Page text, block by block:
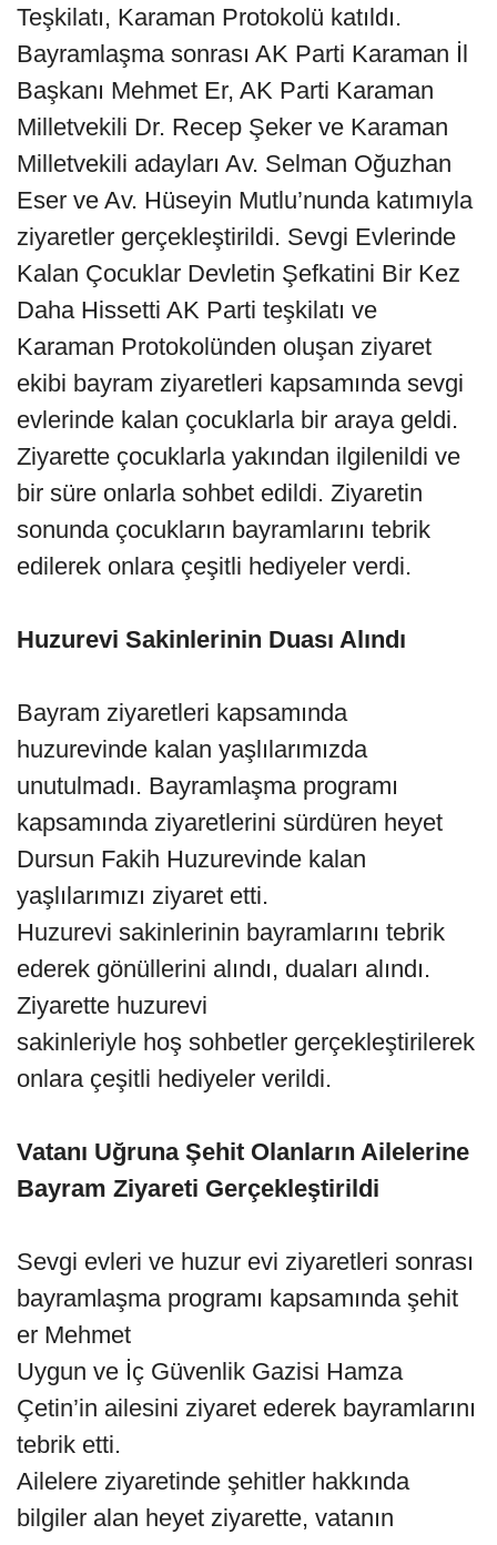
Teşkilatı, Karaman Protokolü katıldı.
Bayramlaşma sonrası AK Parti Karaman İl
Başkanı Mehmet Er, AK Parti Karaman
Milletvekili Dr. Recep Şeker ve Karaman
Milletvekili adayları Av. Selman Oğuzhan
Eser ve Av. Hüseyin Mutlu’nunda katımıyla
ziyaretler gerçekleştirildi. Sevgi Evlerinde
Kalan Çocuklar Devletin Şefkatini Bir Kez
Daha Hissetti AK Parti teşkilatı ve
Karaman Protokolünden oluşan ziyaret
ekibi bayram ziyaretleri kapsamında sevgi
evlerinde kalan çocuklarla bir araya geldi.
Ziyarette çocuklarla yakından ilgilenildi ve
bir süre onlarla sohbet edildi. Ziyaretin
sonunda çocukların bayramlarını tebrik
edilerek onlara çeşitli hediyeler verdi.
Huzurevi Sakinlerinin Duası Alındı
Bayram ziyaretleri kapsamında
huzurevinde kalan yaşlılarımızda
unutulmadı. Bayramlaşma programı
kapsamında ziyaretlerini sürdüren heyet
Dursun Fakih Huzurevinde kalan
yaşlılarımızı ziyaret etti.
Huzurevi sakinlerinin bayramlarını tebrik
ederek gönüllerini alındı, duaları alındı.
Ziyarette huzurevi
sakinleriyle hoş sohbetler gerçekleştirilerek
onlara çeşitli hediyeler verildi.
Vatanı Uğruna Şehit Olanların Ailelerine
Bayram Ziyareti Gerçekleştirildi
Sevgi evleri ve huzur evi ziyaretleri sonrası
bayramlaşma programı kapsamında şehit
er Mehmet
Uygun ve İç Güvenlik Gazisi Hamza
Çetin’in ailesini ziyaret ederek bayramlarını
tebrik etti.
Ailelere ziyaretinde şehitler hakkında
bilgiler alan heyet ziyarette, vatanın